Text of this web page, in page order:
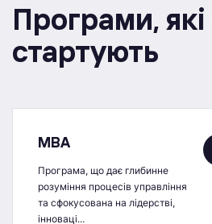
Програми,
стартують
MBA
Програма, що дає глибинне
розуміння процесів управління
та сфокусована на лідерстві,
інноваці...